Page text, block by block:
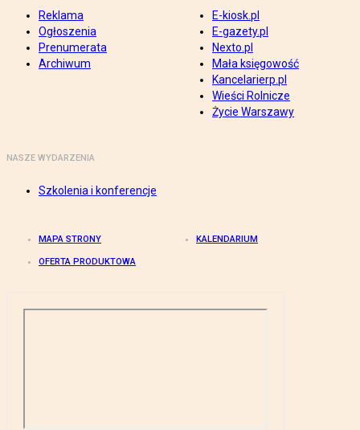
Reklama
Ogłoszenia
Prenumerata
Archiwum
E-kiosk.pl
E-gazety.pl
Nexto.pl
Mała księgowość
Kancelarierp.pl
Wieści Rolnicze
Życie Warszawy
NASZE WYDARZENIA
Szkolenia i konferencje
MAPA STRONY KALENDARIUM
OFERTA PRODUKTOWA